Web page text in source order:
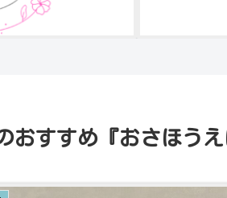
おすすめ『おさほう